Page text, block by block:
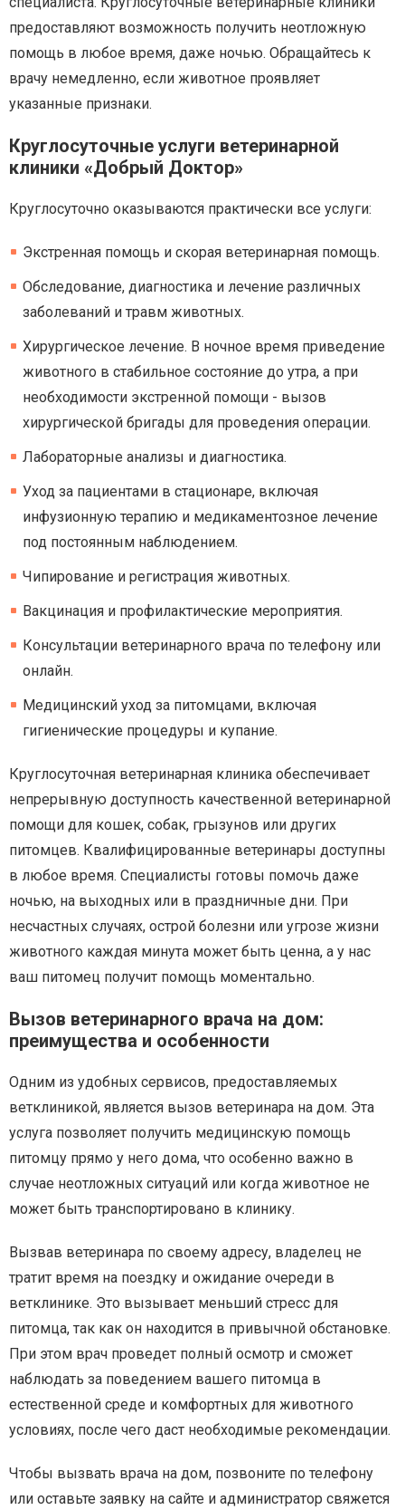
предоставляют возможность получить неотложную
помощь в любое время, даже ночью. Обращайтесь к
врачу немедленно, если животное проявляет
указанные признаки.
Круглосуточные услуги ветеринарной
клиники «Добрый Доктор»
Круглосуточно оказываются практически все услуги:
Экстренная помощь и скорая ветеринарная помощь.
Обследование, диагностика и лечение различных
заболеваний и травм животных.
Хирургическое лечение. В ночное время приведение
животного в стабильное состояние до утра, а при
необходимости экстренной помощи - вызов
хирургической бригады для проведения операции.
Лабораторные анализы и диагностика.
Уход за пациентами в стационаре, включая
инфузионную терапию и медикаментозное лечение
под постоянным наблюдением.
Чипирование и регистрация животных.
Вакцинация и профилактические мероприятия.
Консультации ветеринарного врача по телефону или
онлайн.
Медицинский уход за питомцами, включая
гигиенические процедуры и купание.
Круглосуточная ветеринарная клиника обеспечивает
непрерывную доступность качественной ветеринарной
помощи для кошек, собак, грызунов или других
питомцев. Квалифицированные ветеринары доступны
в любое время. Специалисты готовы помочь даже
ночью, на выходных или в праздничные дни. При
несчастных случаях, острой болезни или угрозе жизни
животного каждая минута может быть ценна, а у нас
ваш питомец получит помощь моментально.
Вызов ветеринарного врача на дом:
преимущества и особенности
Одним из удобных сервисов, предоставляемых
ветклиникой, является вызов ветеринара на дом. Эта
услуга позволяет получить медицинскую помощь
питомцу прямо у него дома, что особенно важно в
случае неотложных ситуаций или когда животное не
может быть транспортировано в клинику.
Вызвав ветеринара по своему адресу, владелец не
тратит время на поездку и ожидание очереди в
ветклинике. Это вызывает меньший стресс для
питомца, так как он находится в привычной обстановке.
При этом врач проведет полный осмотр и сможет
наблюдать за поведением вашего питомца в
естественной среде и комфортных для животного
условиях, после чего даст необходимые рекомендации.
Чтобы вызвать врача на дом, позвоните по телефону
или оставьте заявку на сайте и администратор свяжется